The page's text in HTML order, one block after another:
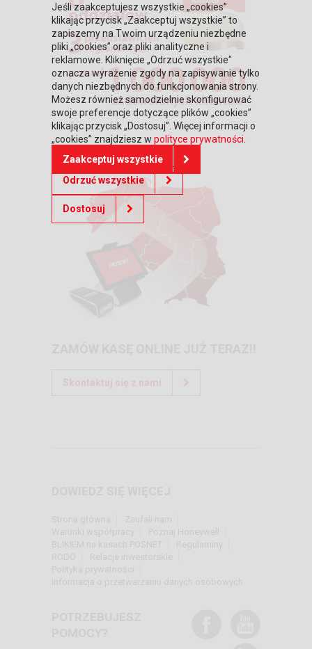
Skontaktuj się z nami
Jeśli zaakceptujesz wszystkie „cookies”
klikając przycisk „Zaakceptuj wszystkie” to
zapiszemy na Twoim urządzeniu niezbędne
pliki „cookies” oraz pliki analityczne i
reklamowe. Kliknięcie „Odrzuć wszystkie"
oznacza wyrażenie zgody na zapisywanie tylko
danych niezbędnych do funkcjonowania strony.
Możesz również samodzielnie skonfigurować
swoje preferencje dotyczące plików „cookies”
klikając przycisk „Dostosuj”. Więcej informacji o
„cookies” znajdziesz w polityce prywatności
Zaakceptuj wszystkie
Odrzuć wszystkie
Dostosuj